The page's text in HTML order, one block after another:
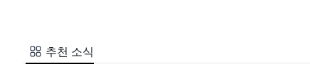
추천 소식